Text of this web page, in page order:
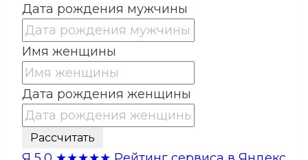
Дата рождения мужчины
Имя женщины
Дата рождения женщины
Рассчитать